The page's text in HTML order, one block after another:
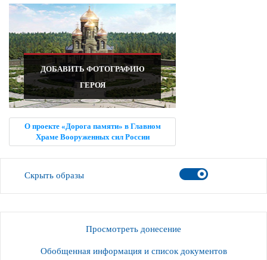
ДОБАВИТЬ ФОТОГРАФИЮ
ГЕРОЯ
О проекте «Дорога памяти» в Главном
Храме Вооруженных сил России
Скрыть образы
Просмотреть донесение
Обобщенная информация и список документов